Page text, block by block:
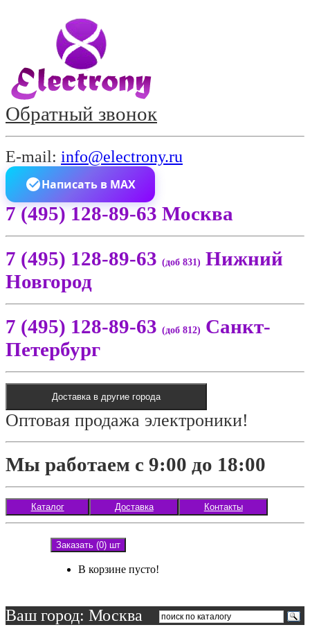
Обратный звонок
E-mail: info@electrony.ru
Написать в MAX
7 (495) 128-89-63 Москва
7 (495) 128-89-63 (доб 831) Нижний
Новгород
7 (495) 128-89-63 (доб 812) Санкт-
Петербург
Доставка в другие города
Оптовая продажа электроники!
Мы работаем с 9:00 до 18:00
Каталог Доставка Контакты
Заказать (0) шт
В корзине пусто!
Ваш город: Москва